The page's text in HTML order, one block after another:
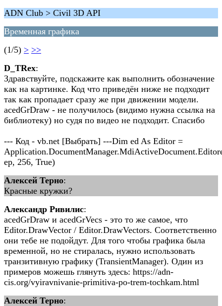
ADN Club > Civil 3D API
Временная графика
(1/5) > >>
D_TRex:
Здравствуйте, подскажите как выполнить обозначение
как на картинке. Код что приведён ниже не подходит
так как пропадает сразу же при движении модели.
acedGrDraw - не получилось (видимо нужна ссылка на
библиотеку) но судя по видео не подходит. Спасибо
--- Код - vb.net [Выбрать] ---Dim ed As Editor =
ep, 256, True)
Алексей Терно:
Красные кружки?
Александр Ривилис:
acedGrDraw и acedGrVecs - это то же самое, что
Editor.DrawVector / Editor.DrawVectors. Соответственно
они тебе не подойдут. Для того чтобы графика была
временной, но не стиралась, нужно использовать
транзитивную графику (TransientManager). Один из
примеров можешь глянуть здесь: https://adn-
cis.org/vyiravnivanie-primitiva-po-trem-tochkam.html
Алексей Терно: